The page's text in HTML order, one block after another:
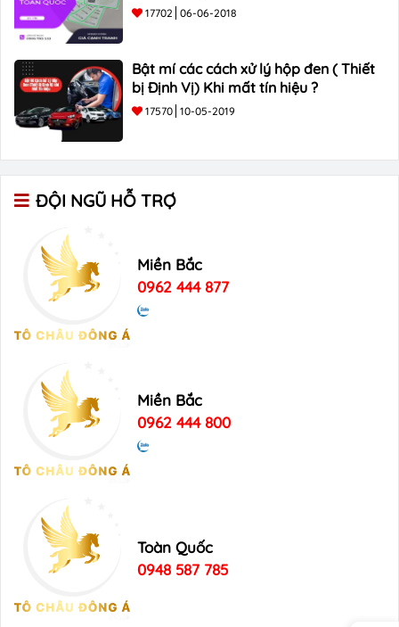
17702 06-06-2018
Bật mí các cách xử lý hộp đen ( Thiết
bị Định Vị) Khi mất tín hiệu ?
17570 10-05-2019
ĐỘI NGŨ HỖ TRỢ
Miền Bắc
0962 444 877
Miền Bắc
0962 444 800
Toàn Quốc
0948 587 785